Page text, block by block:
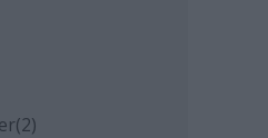
(2)